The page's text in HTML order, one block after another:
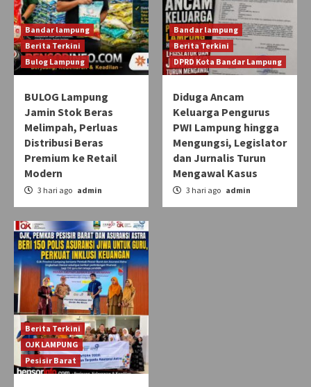
Bandar lampung
Berita Terkini
Bulog Lampung
BULOG Lampung
Jamin Stok Beras
Melimpah, Perluas
Distribusi Beras
Premium ke Retail
Modern
3 hari ago admin
Bandar lampung
Berita Terkini
DPRD Kota Bandar Lampung
Diduga Ancam
Keluarga Pengurus
PWI Lampung hingga
Mengungsi, Legislator
dan Jurnalis Turun
Mengawal Kasus
3 hari ago admin
Berita Terkini
OJK LAMPUNG
Pesisir Barat